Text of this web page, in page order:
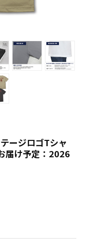
ージロゴTシャ
届け予定：2026